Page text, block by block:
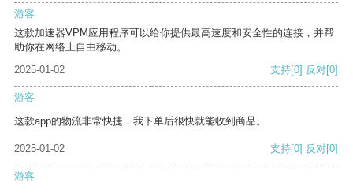
游客
这款加速器VPM应用程序可以给你提供最高速度和安全性的连接，并帮
助你在网络上自由移动。
2025-01-02
支持[0] 反对[0]
游客
这款app的物流非常快捷，我下单后很快就能收到商品。
2025-01-02 支持[0] 反对[0]
游客